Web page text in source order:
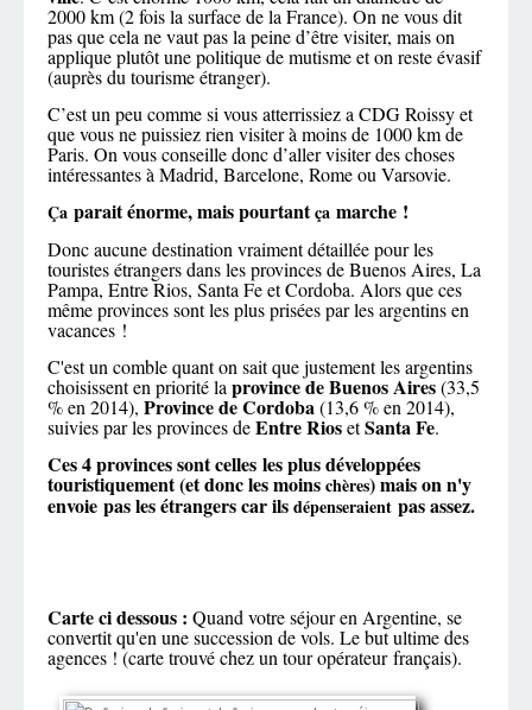
2000 km (2 fois la surface de la France). On ne vous dit
pas que cela ne vaut pas la peine d’être visiter, mais on
applique plutôt une politique de mutisme et on reste évasif
(auprès du tourisme étranger).
C’est un peu comme si vous atterrissiez a CDG Roissy et
que vous ne puissiez rien visiter à moins de 1000 km de
Paris. On vous conseille donc d’aller visiter des choses
intéressantes à Madrid, Barcelone, Rome ou Varsovie.
Ça parait énorme, mais pourtantça marche !
Donc aucune destination vraiment détaillée pour les
touristes étrangers dans les provinces de Buenos Aires, La
Pampa, Entre Rios, Santa Fe et Cordoba. Alors que ces
même provinces sont les plus prisées par les argentins en
vacances !
C'est un comble quant on sait que justement les argentins
choisissent en priorité laprovince de Buenos Aires(33,5
% en 2014), Province de Cordoba(13,6 % en 2014),
suivies par les provinces deEntre RiosetSanta Fe.
Ces 4 provinces sont celles les plus développées
touristiquement (et donc les moinschères) mais on n'y
envoie pas les étrangers car ilsdépenseraient pas assez.
Carte ci dessous : Quand votre séjour en Argentine, se
convertit qu'en une succession de vols. Le but ultime des
agences ! (carte trouvé chez un tour opérateur français).